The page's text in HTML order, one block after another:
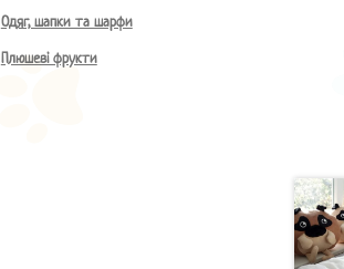
Одяг, шапки та шарфи
Плюшеві фрукти